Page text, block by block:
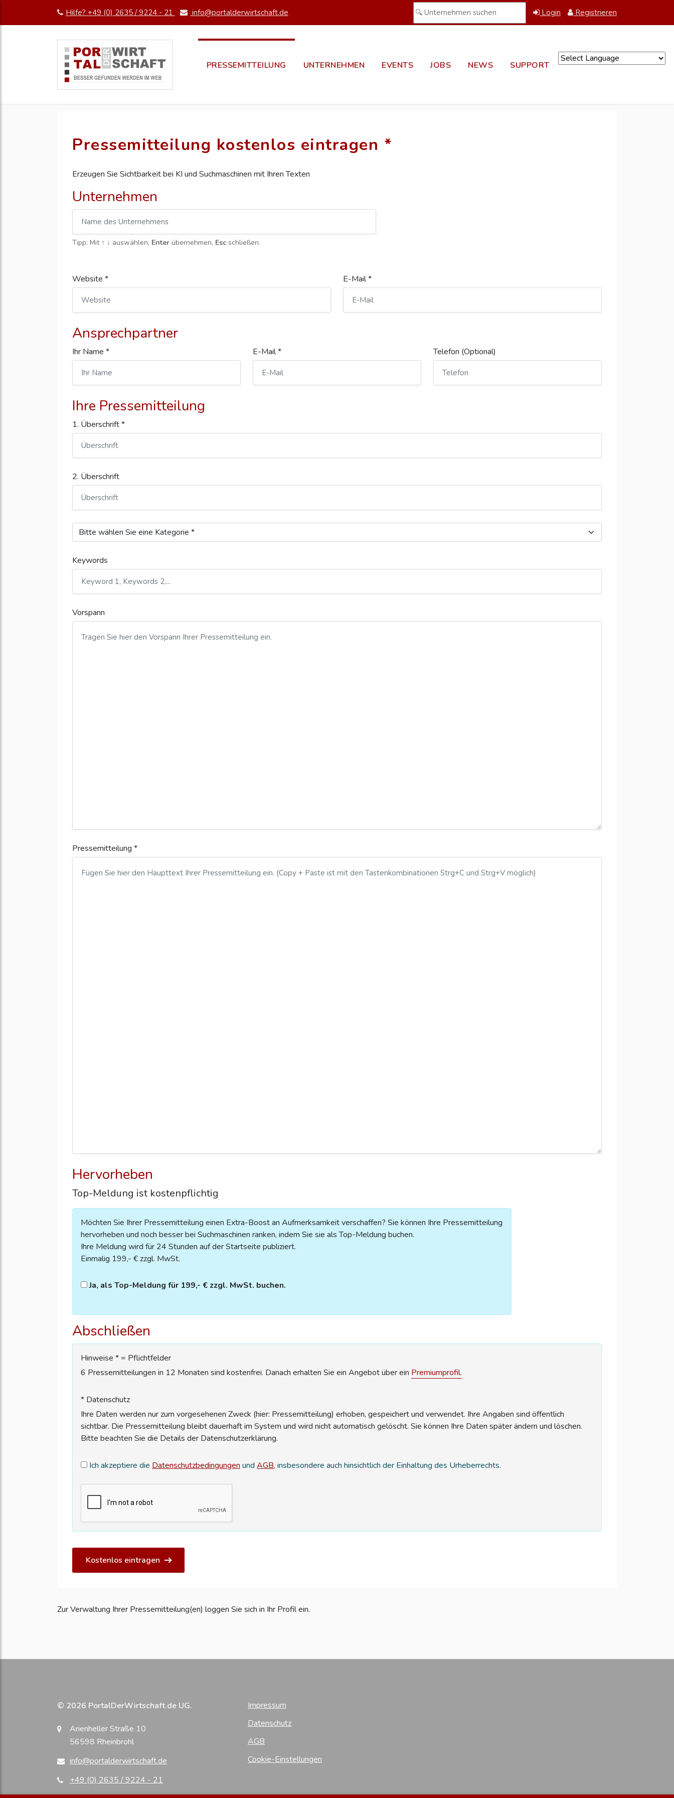
Hilfe? +49 (0) 2635 / 9224 - 21 info@portalderwirtschaft.de Login Registrieren
PRESSEMITTEILUNG UNTERNEHMEN EVENTS JOBS NEWS SUPPORT
Pressemitteilung kostenlos eintragen *
Erzeugen Sie Sichtbarkeit bei KI und Suchmaschinen mit Ihren Texten
Unternehmen
Tipp: Mit ↑ ↓ auswählen, Enter übernehmen, Esc schließen.
Website * E-Mail *
Ansprechpartner
Ihr Name * E-Mail * Telefon (Optional)
Ihre Pressemitteilung
1. Überschrift *
2. Überschrift
Keywords
Vorspann
Pressemitteilung *
Hervorheben
Top-Meldung ist kostenpflichtig
Möchten Sie Ihrer Pressemitteilung einen Extra-Boost an Aufmerksamkeit verschaffen? Sie können Ihre Pressemitteilung
hervorheben und noch besser bei Suchmaschinen ranken, indem Sie sie als Top-Meldung buchen.
Ihre Meldung wird für 24 Stunden auf der Startseite publiziert.
Einmalig 199,- € zzgl. MwSt.
Ja, als Top-Meldung für 199,- € zzgl. MwSt. buchen.
Abschließen
Hinweise * = Pflichtfelder
6 Pressemitteilungen in 12 Monaten sind kostenfrei. Danach erhalten Sie ein Angebot über ein Premiumprofil.
* Datenschutz
Ihre Daten werden nur zum vorgesehenen Zweck (hier: Pressemitteilung) erhoben, gespeichert und verwendet. Ihre Angaben sind öffentlich
sichtbar. Die Pressemitteilung bleibt dauerhaft im System und wird nicht automatisch gelöscht. Sie können Ihre Daten später ändern und löschen.
Bitte beachten Sie die Details der Datenschutzerklärung.
Ich akzeptiere die Datenschutzbedingungenund AGB, insbesondere auch hinsichtlich der Einhaltung des Urheberrechts.
Kostenlos eintragen
Zur Verwaltung Ihrer Pressemitteilung(en) loggen Sie sich in Ihr Profil ein.
© 2026 PortalDerWirtschaft.de UG.
Arienheller Straße 10
56598 Rheinbrohl
info@portalderwirtschaft.de
+49 (0) 2635 / 9224 - 21
Impressum
Datenschutz
AGB
Cookie-Einstellungen